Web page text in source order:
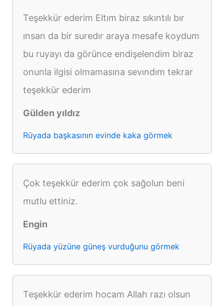
Teşekkür ederim Eltım biraz sıkıntılı bır
ınsan da bir suredır araya mesafe koydum
bu ruyayı da görünce endişelendim biraz
onunla ilgisi olmamasına sevındım tekrar
teşekkür ederim
Gülden yıldız
Rüyada başkasının evinde kaka görmek
Çok teşekkür ederim çok sağolun beni
mutlu ettiniz.
Engin
Rüyada yüzüne güneş vurduğunu görmek
Teşekkür ederim hocam Allah razı olsun